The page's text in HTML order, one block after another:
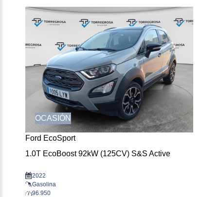
OCASIÓN
Ford EcoSport
1.0T EcoBoost 92kW (125CV) S&S Active
2022
Gasolina
96.950